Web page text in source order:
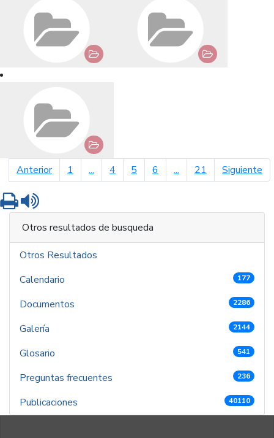
Anteriorpágina anterior
1 ... 4 5 6 ... 21 Siguiente
Imprimir
Otros resultados de busqueda
Otros Resultados
Calendario
177
Documentos 2286
Galería 2144
Glosario 541
Preguntas frecuentes 236
Publicaciones 40110